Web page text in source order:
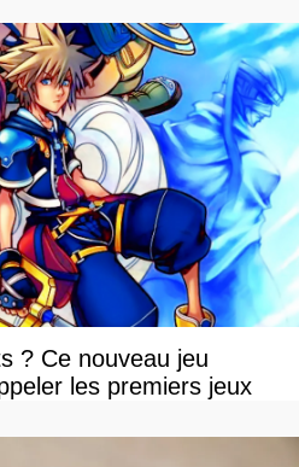
? Ce nouveau jeu
les premiers jeux